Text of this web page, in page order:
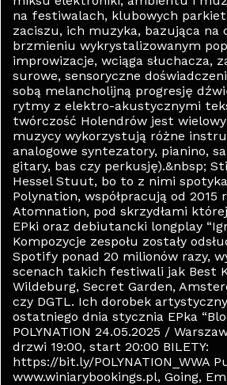
na festiwalach, klubowych
zaciszu, ich muzyka, bazująca na
brzmieniu wykrystalizowanym
improwizacje, wciąga słuchacza,
surowe, sensoryczne
sobą melancholijną progresję
rytmy z elektro-akustycznymi
twórczość Holendrów jest
muzycy wykorzystują różne
analogowe syntezatory, pianino,
gitary, bas czy perkusję).&nbsp;
Hessel Stuut, bo to z nimi
Polynation, współpracują od
Atomnation, pod skrzydłami
EPki oraz debiutancki longplay
Kompozycje zespołu zostały
Spotify ponad 20 milionów razy,
scenach takich festiwali jak Best
Wildeburg, Secret Garden,
czy DGTL. Ich dorobek
ostatniego dnia stycznia EPka
POLYNATION 24.05.2025 /
drzwi 19:00, start 20:00 BILETY:
https://bit.ly/POLYNATION_WWA
www.winiarybookings.pl, Going,